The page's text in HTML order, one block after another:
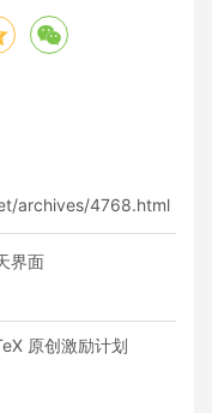
archives/4768.html
界面